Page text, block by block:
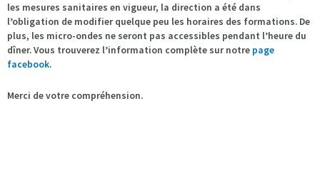
les mesures sanitaires en vigueur, la direction a été dans
l’obligation de modifier quelque peu les horaires des formations. De
plus, les micro-ondes ne seront pas accessibles pendant l’heure du
dîner. Vous trouverez l’information complète sur notre page
facebook.
Merci de votre compréhension.